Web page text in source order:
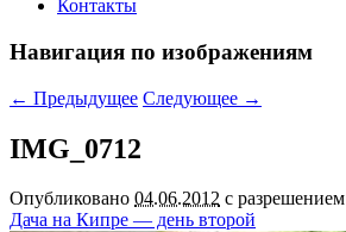
Контакты
Навигация по изображениям
← Предыдущее Следующее →
IMG_0712
Опубликовано 04.06.2012 с разрешением
Дача на Кипре — день второй